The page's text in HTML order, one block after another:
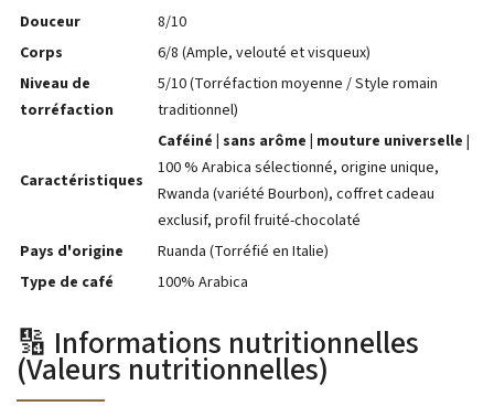
Douceur
8/10
Corps
6/8 (Ample, velouté et visqueux)
Niveau de
torréfaction
5/10 (Torréfaction moyenne / Style romain
traditionnel)
Caractéristiques
Caféiné | sans arôme | mouture universelle |
100 % Arabica sélectionné, origine unique,
Rwanda (variété Bourbon), coffret cadeau
exclusif, profil fruité-chocolaté
Pays d'origine
Ruanda (Torréfié en Italie)
Type de café
100% Arabica
🔢 Informations nutritionnelles
(Valeurs nutritionnelles)